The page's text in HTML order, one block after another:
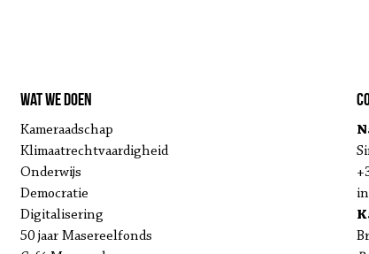
Wat we doen
Kameraadschap
Klimaatrechtvaardigheid
Onderwijs
Democratie
Digitalisering
50 jaar Masereelfonds